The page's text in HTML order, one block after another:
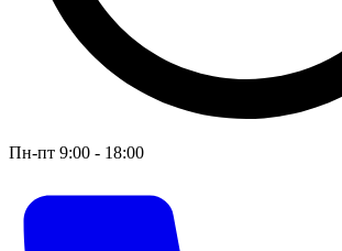
Пн-пт 9:00 - 18:00